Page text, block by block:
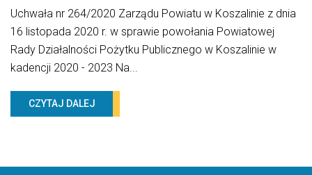
Uchwała nr 264/2020 Zarządu Powiatu w Koszalinie z dnia
16 listopada 2020 r. w sprawie powołania Powiatowej
Rady Działalności Pożytku Publicznego w Koszalinie w
kadencji 2020 - 2023 Na...
CZYTAJ DALEJ
Raport o stanie zapewnienia dostępności
Transmisja obrad
Projekty
Zdrowie